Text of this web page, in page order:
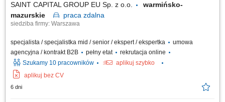
SAINT CAPITAL GROUP EU Sp. z o.o.
warmińsko-
mazurskie
praca zdalna
siedziba firmy: Warszawa
specjalista / specjalistka mid / senior / ekspert / ekspertka
umowa
agencyjna / kontrakt B2B
pełny etat
rekrutacja online
Szukamy 10 pracowników
aplikuj szybko
aplikuj bez CV
6 dni